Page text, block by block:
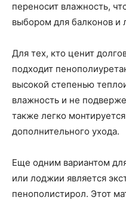
переносит влажность,
выбором для балконов и
Для тех, кто ценит
подходит
высокой степенью
влажность и не
также легко
дополнительного ухода.
Еще одним вариантом
или лоджии является
пенополистирол. Этот